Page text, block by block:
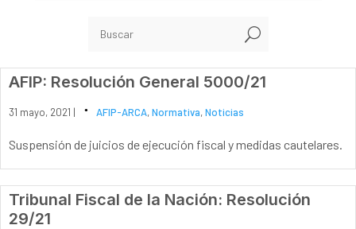
U
AFIP: Resolución General 5000/21
31 mayo, 2021 | AFIP-ARCA,Normativa,Noticias
Suspensión de juicios de ejecución fiscal y medidas cautelares.
Tribunal Fiscal de la Nación: Resolución
29/21